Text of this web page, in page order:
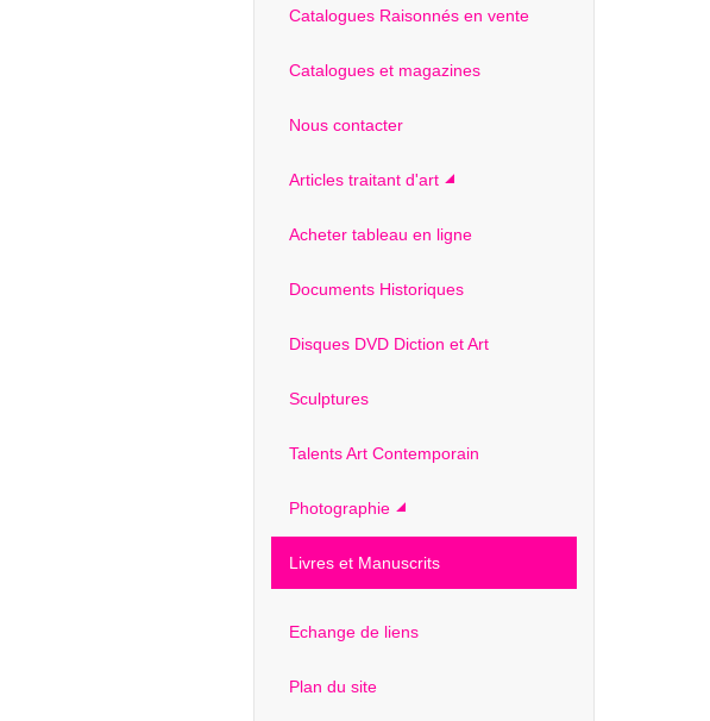
Catalogues Raisonnés en vente
Catalogues et magazines
Nous contacter
Articles traitant d'art
Acheter tableau en ligne
Documents Historiques
Disques DVD Diction et Art
Sculptures
Talents Art Contemporain
Photographie
Livres et Manuscrits
Echange de liens
Plan du site